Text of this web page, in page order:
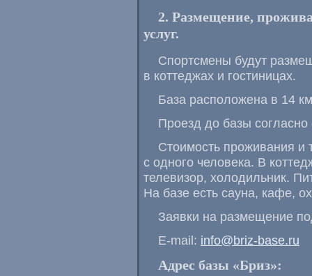
2. Размещение,
услуг.
Спортсмены будут
в коттеджах и гостиницах.
База расположена в 14
Проезд до базы согласно
Стоимость проживания и
с одного человека. В
телевизор, холодильник.
На базе есть сауна, кафе,
Заявки на размещение
E-mail: info@briz-base.ru
Адрес базы «Бриз»: